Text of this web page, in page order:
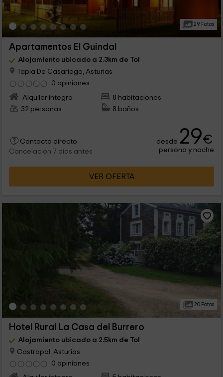
29 Fotos
Apartamentos El Guindal
Alojamiento ubicado a 2.3km de Tol
Tapia De Casariego, Asturias
0 opiniones
Alquiler íntegro
8 habitaciones
32 personas
8 baños
Contacto directo
Cancelación 7 días antes
desde 29€
persona y noche
VER OFERTA
20 Fotos
Hotel Rural La Casa del Burrero
Alojamiento ubicado a 2.5km de Tol
Castropol, Asturias
0 opiniones